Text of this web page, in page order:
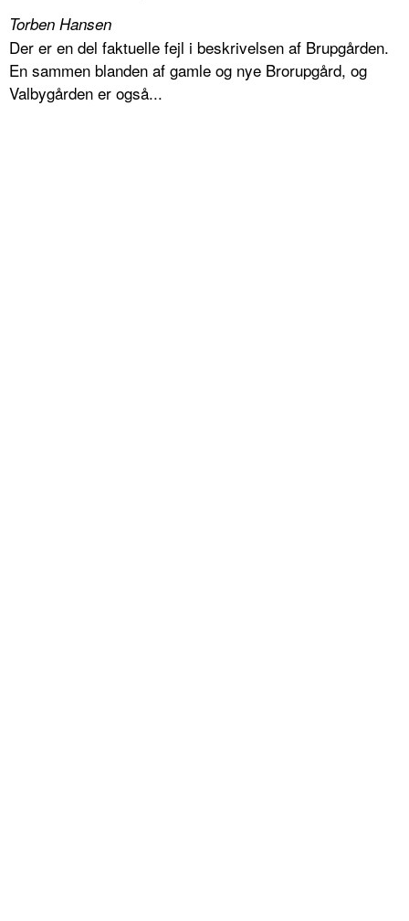
Torben Hansen
Der er en del faktuelle fejl i beskrivelsen af Brupgården.
En sammen blanden af gamle og nye Brorupgård, og
Valbygården er også...